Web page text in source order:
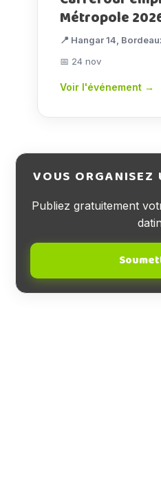
Métropole
📍 Hangar 14,
📅 24 nov
Voir l'événement →
VOUS ORGANISEZ
Publiez gratuitement